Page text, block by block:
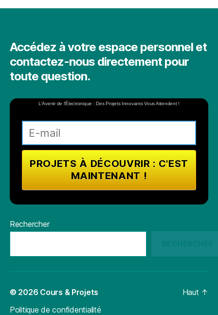
Accédez à votre espace personnel et
contactez-nous directement pour
toute question.
L'Avenir de l'Électronique : Des Projets Innovants Vous Attendent !
Rechercher
© 2026 Cours & Projets
Politique de confidentialité
Haut ↑